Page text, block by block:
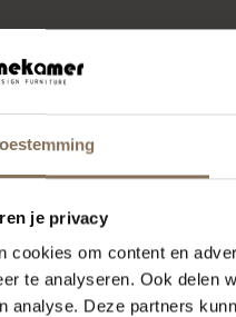
je privacy
cookies om content en
te analyseren. Ook delen
analyse. Deze partners